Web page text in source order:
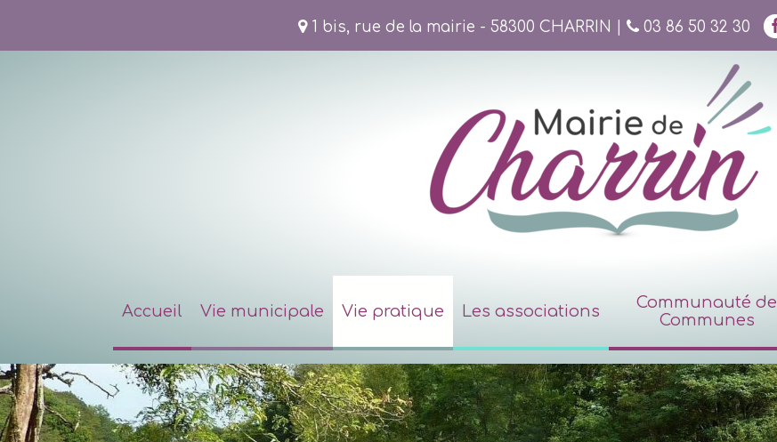
1 bis, rue de la mairie - 58300 CHARRIN | 03 86 50 32 30
Accueil Vie municipale Vie pratique Les associations
Communauté de
Communes